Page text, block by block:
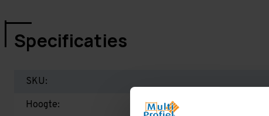
Specificaties
SKU:
Hoogte: